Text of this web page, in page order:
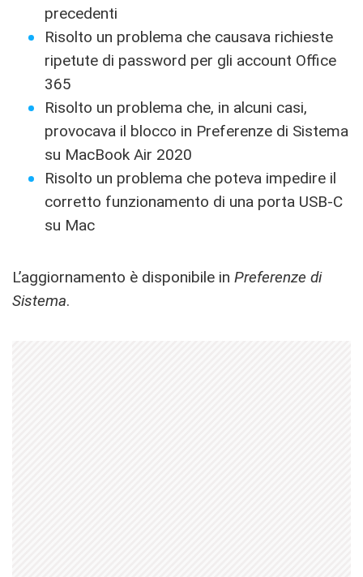
precedenti
Risolto un problema che causava richieste
ripetute di password per gli account Office
365
Risolto un problema che, in alcuni casi,
provocava il blocco in Preferenze di Sistema
su MacBook Air 2020
Risolto un problema che poteva impedire il
corretto funzionamento di una porta USB-C
su Mac
L’aggiornamento è disponibile in Preferenze di
Sistema.